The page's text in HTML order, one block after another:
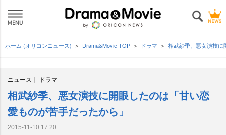
ホーム (オリコンニュース) Drama&Movie TOP ドラマ 相武紗季、悪女演技
ニュース ドラマ
相武紗季、悪女演技に開眼したのは「甘い恋
愛ものが苦手だったから」
2015-11-10 17:20